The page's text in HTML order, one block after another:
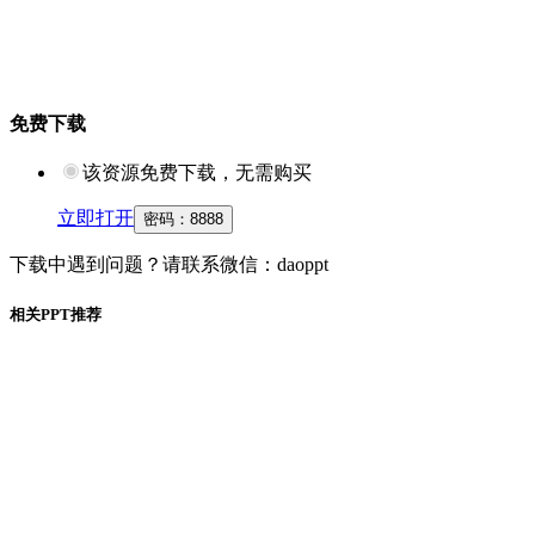
免费下载
该资源免费下载，无需购买
立即打开 密码： 8888
下载中遇到问题？请联系微信：daoppt
相关PPT推荐